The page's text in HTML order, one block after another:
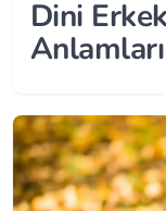
Dini
Anlamları